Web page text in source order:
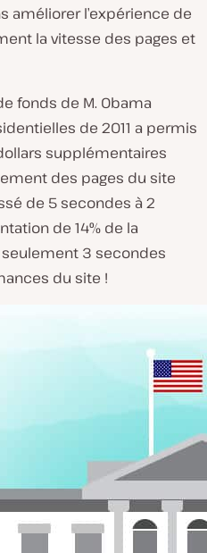
améliorer l’expérience de
la vitesse des pages et
fonds de M. Obama
de 2011 a permis
supplémentaires
des pages du site
de 5 secondes à 2
de 14% de la
3 secondes
du site !